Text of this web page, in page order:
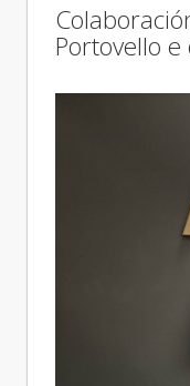
Portovello